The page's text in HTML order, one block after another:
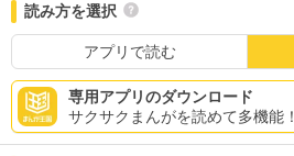
読み方を選択
アプリで読む
専用アプリのダウンロード
サクサクまんがを読めて多機能！